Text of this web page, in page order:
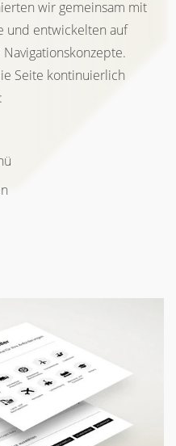
wir gemeinsam mit
und entwickelten auf
Seite kontinuierlich